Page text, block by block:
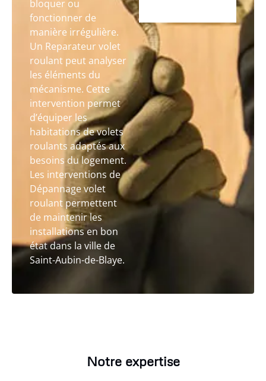
bloquer ou
fonctionner de
manière irrégulière.
Un Reparateur volet
roulant peut analyser
les éléments du
mécanisme. Cette
intervention permet
d’équiper les
habitations de volets
roulants adaptés aux
besoins du logement.
Les interventions de
Dépannage volet
roulant permettent
de maintenir les
installations en bon
état dans la ville de
Saint-Aubin-de-Blaye.
Notre expertise